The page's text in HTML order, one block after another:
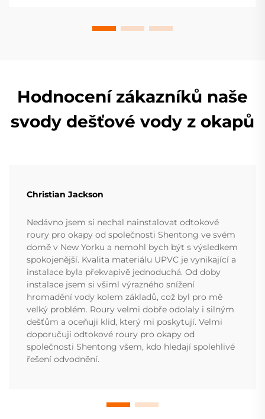
Hodnocení zákazníků naše
svody dešťové vody z okapů
Christian Jackson
Nedávno jsem si nechal nainstalovat odtokové
roury pro okapy od společnosti Shentong ve svém
domě v New Yorku a nemohl bych být s výsledkem
spokojenější. Kvalita materiálu UPVC je vynikající a
instalace byla překvapivě jednoduchá. Od doby
instalace jsem si všiml výrazného snížení
hromadění vody kolem základů, což byl pro mě
velký problém. Roury velmi dobře odolaly i silným
dešťům a oceňuji klid, který mi poskytují. Velmi
doporučuji odtokové roury pro okapy od
společnosti Shentong všem, kdo hledají spolehlivé
řešení odvodnění.